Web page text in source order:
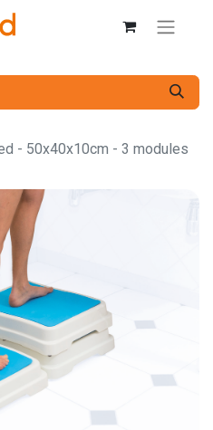
- 50x40x10cm - 3 modules